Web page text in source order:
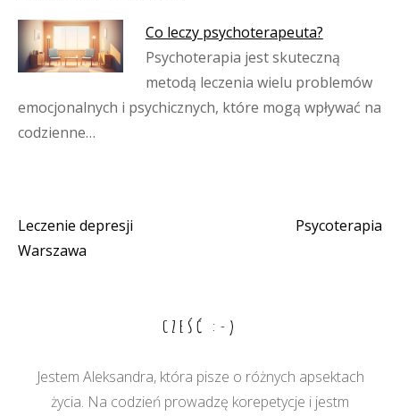
Co leczy psychoterapeuta?
Psychoterapia jest skuteczną
metodą leczenia wielu problemów
emocjonalnych i psychicznych, które mogą wpływać na
codzienne…
Nawigacja
Leczenie depresji
Warszawa
Psycoterapia
CZEŚĆ :-)
Jestem Aleksandra, która pisze o różnych apsektach
życia. Na codzień prowadzę korepetycje i jestm